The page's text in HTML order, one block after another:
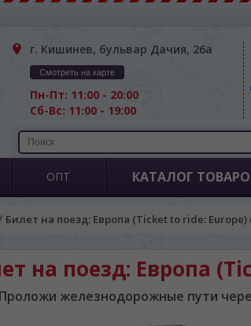
г. Кишинев, бульвар Дачия, 26а
Смотреть на карте
Пн-Пт: 11:00 - 20:00
Сб-Вс: 11:00 - 19:00
ОПТ КАТАЛОГ
Билет на поезд: Европа (Ticket to ride: Europe)
на поезд: Европа
железнодорожные пути